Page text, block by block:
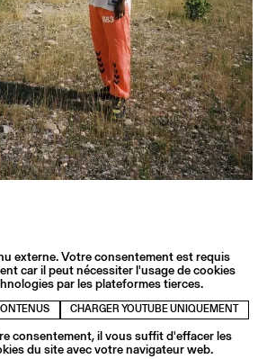
externe. Votre consentement est requis
car il peut nécessiter l'usage de cookies
par les plateformes tierces.
CHARGER YOUTUBE UNIQUEMENT
consentement, il vous suffit d'effacer les
du site avec votre navigateur web.